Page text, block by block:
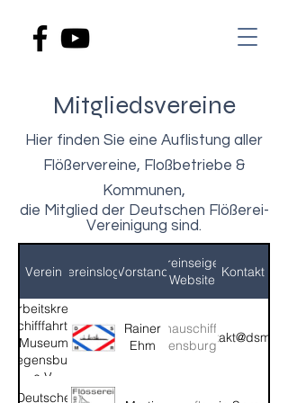
Mitgliedsvereine
Hier finden Sie eine Auflistung aller
Flößervereine, Floßbetriebe &
Kommunen,
die Mitglied der Deutschen Flößerei-
Vereinigung sind.
VereinVereinslogoVorstand
Vereinseigene
Website
Kontakt
Arbeitskreis
Schifffahrts-
Museum
Regensburg
e.V.
Rainer
Ehm
http://
regensburg.de
kontakt@dsmr.de
Deutsche